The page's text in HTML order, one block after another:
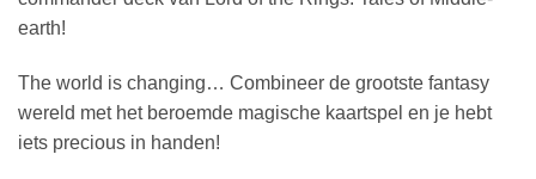
earth!
The world is changing… Combineer de grootste fantasy
wereld met het beroemde magische kaartspel en je hebt
iets precious in handen!